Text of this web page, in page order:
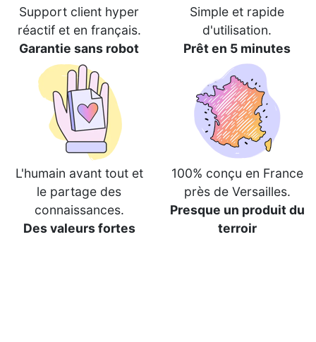
Support client hyper
réactif et en français.
Garantie sans robot
Simple et rapide
d'utilisation.
Prêt en 5 minutes
L'humain avant tout et
le partage des
connaissances.
Des valeurs fortes
100% conçu en France
près de Versailles.
Presque un produit du
terroir